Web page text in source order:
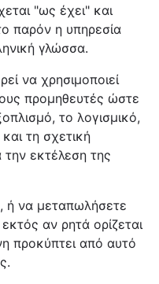
"ως έχει" και
παρόν η υπηρεσία
γλώσσα.
να χρησιμοποιεί
προμηθευτές ώστε
το λογισμικό,
τη σχετική
την εκτέλεση της
ή να μεταπωλήσετε
αν ρητά ορίζεται
προκύπτει από αυτό